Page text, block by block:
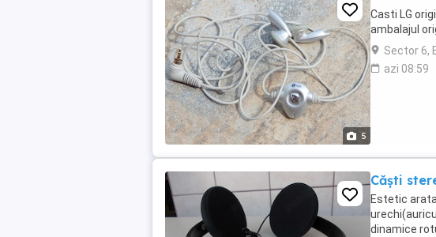
5
Casti LG
ambalajul
Sector 6,
azi 08:59
Căști
Estetic
dinamice